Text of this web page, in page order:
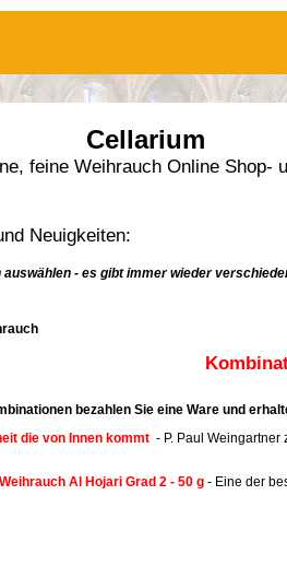
Cellarium
feine Weihrauch Online Shop-
Neuigkeiten:
- es gibt immer wieder
bezahlen Sie eine Ware und
die von Innen kommt - P. Paul
Al Hojari Grad 2 - 50 g - Eine der